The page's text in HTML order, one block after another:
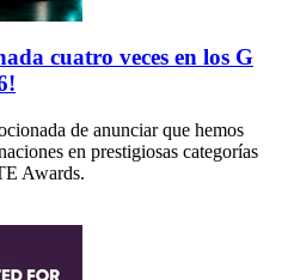
cuatro veces en los G
de anunciar que hemos
en prestigiosas categorías
Awards.